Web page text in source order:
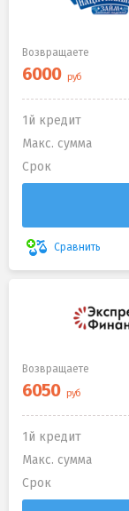
Возвращаете
1й кредит
Макс. сумма
Срок
Сравнить
Возвращаете
1й кредит
Макс. сумма
Срок